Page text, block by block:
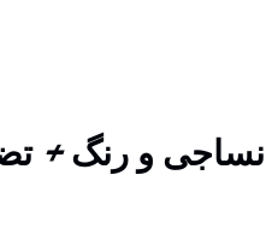
نساجی و رنگ +